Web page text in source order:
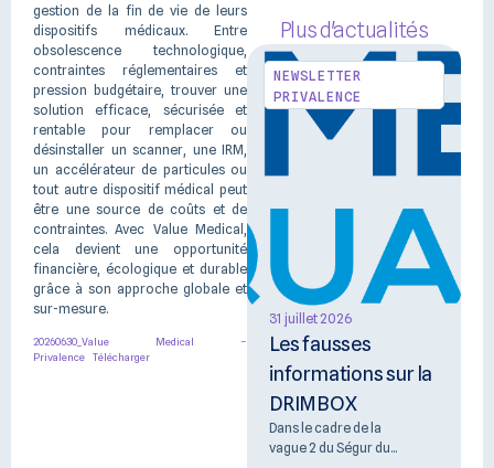
gestion de la fin de vie de leurs
dispositifs médicaux. Entre
obsolescence technologique,
contraintes réglementaires et
pression budgétaire, trouver une
solution efficace, sécurisée et
rentable pour remplacer ou
désinstaller un scanner, une IRM,
un accélérateur de particules ou
tout autre dispositif médical peut
être une source de coûts et de
contraintes. Avec Value Medical,
cela devient une opportunité
financière, écologique et durable
grâce à son approche globale et
sur-mesure.
20260630_Value Medical –
Privalence
Télécharger
Plus d'actualités
NEWSLETTER
PRIVALENCE
31 juillet 2026
Les fausses
informations sur la
DRIMBOX
Dans le cadre de la
vague 2 du Ségur du...